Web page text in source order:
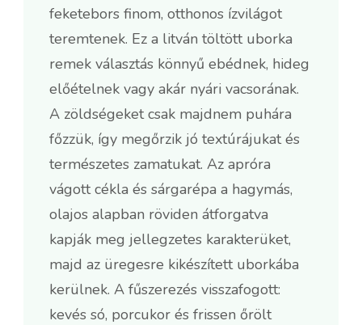
feketebors finom, otthonos ízvilágot
teremtenek. Ez a litván töltött uborka
remek választás könnyű ebédnek, hideg
előételnek vagy akár nyári vacsorának.
A zöldségeket csak majdnem puhára
főzzük, így megőrzik jó textúrájukat és
természetes zamatukat. Az apróra
vágott cékla és sárgarépa a hagymás,
olajos alapban röviden átforgatva
kapják meg jellegzetes karakterüket,
majd az üregesre kikészített uborkába
kerülnek. A fűszerezés visszafogott:
kevés só, porcukor és frissen őrölt